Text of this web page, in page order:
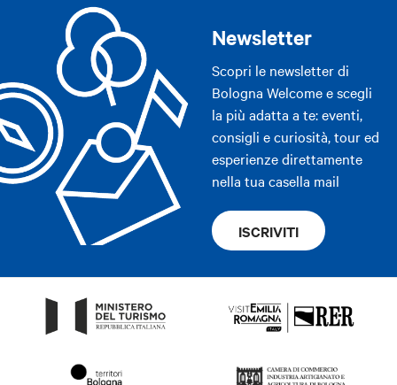
Newsletter
Scopri le newsletter di
Bologna Welcome e scegli
la più adatta a te: eventi,
consigli e curiosità, tour ed
esperienze direttamente
nella tua casella mail
ISCRIVITI